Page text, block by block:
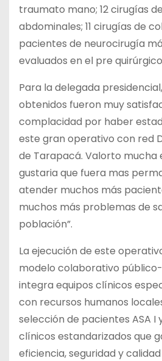
traumato mano; 12 cirugías
abdominales; 11 cirugías de
pacientes de neurocirugía
evaluados en el pre
Para la delegada
obtenidos fueron muy
complacidad por haber
este gran operativo con red
de Tarapacá. Valorto mucha
gustaria que fuera mas
atender muchos más
muchos más problemas de
población”.
La ejecución de este
modelo colaborativo
integra equipos clínicos
con recursos humanos
selección de pacientes ASA I
clínicos estandarizados que
eficiencia, seguridad y